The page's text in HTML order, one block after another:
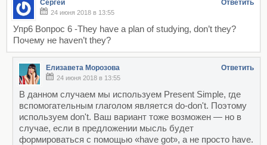
Сергей Ответить
24 июня 2018 в 13:55
Упр6 Вопрос 6 -They have a plan of studying, don’t they?
Почему не haven’t they?
Елизавета Морозова Ответить
24 июня 2018 в 13:55
В данном случаем мы используем Present Simple, где
вспомогательным глаголом является do-don't. Поэтому
используем don't. Ваш вариант тоже возможен — но в
случае, если в предложении мысль будет
формироваться с помощью «have got», а не просто have.